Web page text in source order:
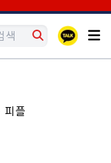
피플